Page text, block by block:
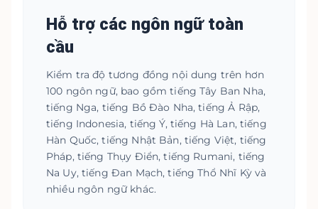
Hỗ trợ các ngôn ngữ toàn
cầu
Kiểm tra độ tương đồng nội dung trên hơn
100 ngôn ngữ, bao gồm tiếng Tây Ban Nha,
tiếng Nga, tiếng Bồ Đào Nha, tiếng Ả Rập,
tiếng Indonesia, tiếng Ý, tiếng Hà Lan, tiếng
Hàn Quốc, tiếng Nhật Bản, tiếng Việt, tiếng
Pháp, tiếng Thụy Điển, tiếng Rumani, tiếng
Na Uy, tiếng Đan Mạch, tiếng Thổ Nhĩ Kỳ và
nhiều ngôn ngữ khác.